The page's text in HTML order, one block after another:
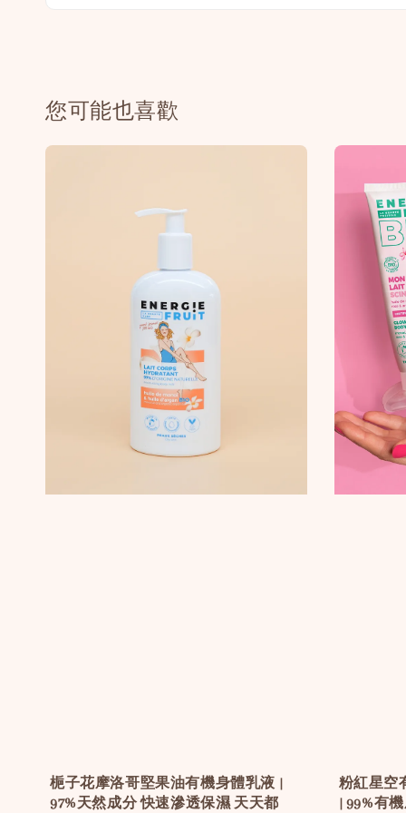
您可能也喜歡
梔子花摩洛哥堅果油有機身體乳液 |
97%天然成分 快速滲透保濕 天天都
粉紅星空
| 99%有